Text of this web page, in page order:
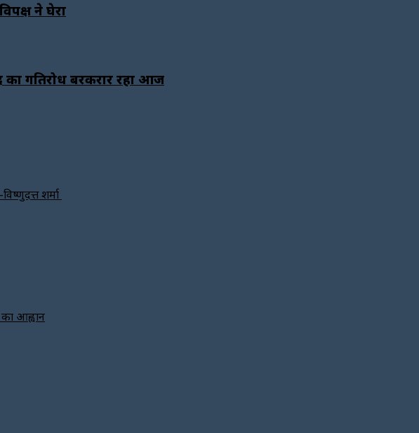
ने घेरा
गतिरोध बरकरार रहा आज
शर्मा
आह्वान